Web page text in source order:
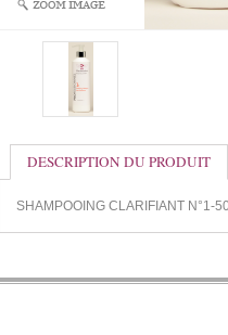
DESCRIPTION DU PRODUIT
SHAMPOOING CLARIFIANT N°1-